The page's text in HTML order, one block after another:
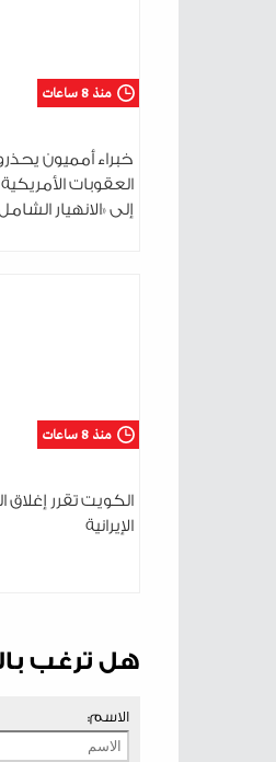
منذ 8 ساعات
خبراء أمميون
العقوبات
إلى «الانهيار
منذ 8 ساعات
الكويت تقرر إغلاق
الإيرانية
هل ترغب
الاسم: